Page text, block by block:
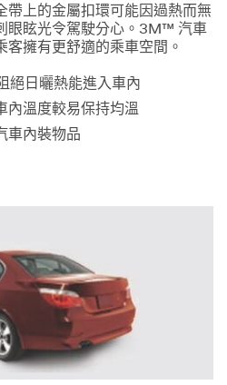
帶上的金屬扣環可能因過熱而無
眼眩光令駕駛分心。3M™ 汽車
客擁有更舒適的乘車空間。
絕日曬熱能進入車內
內溫度較易保持均溫
車內裝物品